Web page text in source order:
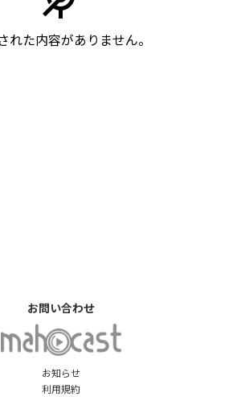
れた内容がありません。
お知らせ
利用規約
お問い合わせ